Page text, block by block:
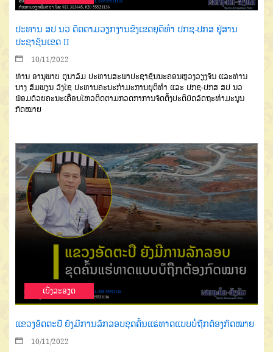
ປະທານ ສປ ນວ ຕິດຕາມວຽກງານຂົງເຂດຍຸຕິທຳ ປກຊ-ປກສ ຢູ່ສານ
ປະຊາຊົນເຂດ II
10/11/2022
ທ່ານ ອານຸພາບ ຕຸນາລົມ ປະທານສະພາປະຊາຊົນນະຄອນຫຼວງວຽງຈັນ ແລະທ່ານ
ນາງ ສົມພຽນ ວົງໄຊ ປະທານຄະນະກຳມະການຍຸຕິທຳ ແລະ ປກຊ-ປກສ ສປ ນວ
ພ້ອມດ້ວຍຄະນະເຄື່ອນໄຫວຕິດຕາມກວດກາການຈັດຕັ້ງປະຕິບັດລັດຖະທຳມະນູນ
ກົດໝາຍ
ເບີ່ງລະອຽດ
ແຂວງອັດຕະປື ຍັງມີການລັກລອບຂຸດຄົ້ນແຮ່ທາດແບບບໍ່ຖືກຕ້ອງກົດໝາຍ
10/11/2022